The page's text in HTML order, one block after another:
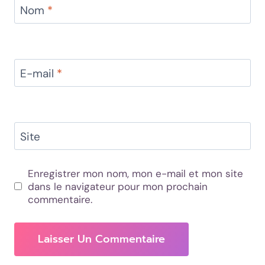
Nom *
E-mail *
Site
Enregistrer mon nom, mon e-mail et mon site
dans le navigateur pour mon prochain
commentaire.